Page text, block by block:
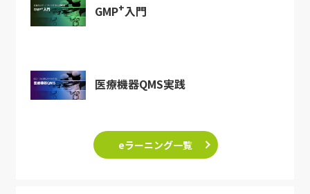
GMP+入門
医療機器QMS実践
eラーニング一覧